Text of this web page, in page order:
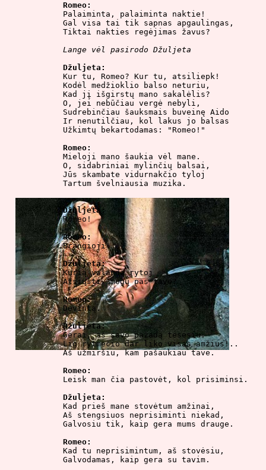
Romeo:
Palaiminta, palaiminta naktie!
Gal visa tai tik sapnas apgaulingas,
Tiktai nakties regėjimas žavus?
Lange vėl pasirodo Džuljeta
Džuljeta:
Kur tu, Romeo? Kur tu, atsiliepk!
Kodėl medžioklio balso neturiu,
Kad jį išgirstų mano sakalėlis?
O, jei nebūčiau vergė nebyli,
Sudrebinčiau šauksmais buveinę Aido
Ir nenutilčiau, kol lakus jo balsas
Užkimtų bekartodamas: "Romeo!"
Romeo:
Mieloji mano šaukia vėl mane.
O, sidabriniai mylinčių balsai,
Jūs skambate vidurnakčio tyloj
Tartum švelniausia muzika.
Džuljeta:
Romeo!
Romeo:
Brangioji!
Džuljeta:
Kurią valandą rytoj
Atsiųsti žmogų pas tave?
Romeo:
Devintą.
Džuljeta:
Gerai, aš savo pažadą tesėsiu.
Lig rytmečio dar liko visas amžius!..
Aš užmiršiu, kam pašaukiau tave.
Romeo:
Leisk man čia pastovėt, kol prisiminsi.
Džuljeta:
Kad prieš mane stovėtum amžinai,
Aš stengsiuos neprisiminti niekad,
Galvosiu tik, kaip gera mums drauge.
Romeo:
Kad tu neprisimintum, aš stovėsiu,
Galvodamas, kaip gera su tavim.